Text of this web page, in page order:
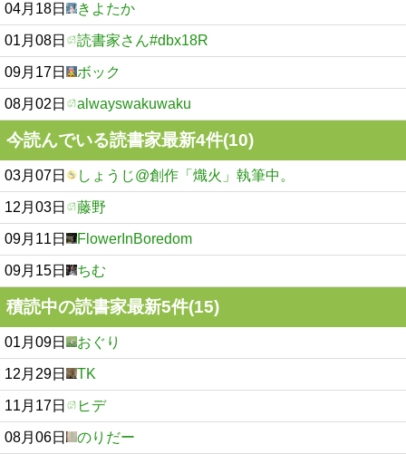
04月18日 きよたか
01月08日 読書家さん#dbx18R
09月17日 ボック
08月02日 alwayswakuwaku
今読んでいる読書家最新4件(10)
03月07日 しょうじ@創作「熾火」執筆中。
12月03日 藤野
09月11日 FlowerInBoredom
09月15日 ちむ
積読中の読書家最新5件(15)
01月09日 おぐり
12月29日 TK
11月17日 ヒデ
08月06日 のりだー